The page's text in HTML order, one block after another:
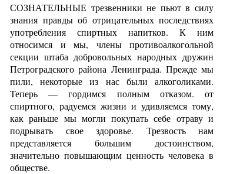
СОЗНАТЕЛЬНЫЕ трезвенники не пьют в силу
знания правды об отрицательных последствиях
употребления спиртных напитков. К ним
относимся и мы, члены противоалкогольной
секции штаба добровольных народных дружин
Петроградского района Ленинграда. Прежде мы
пили, некоторые из нас были алкоголиками.
Теперь — гордимся полным отказом. от
спиртного, радуемся жизни и удивляемся тому,
как раньше мы могли покупать себе отраву и
подрывать свое здоровье. Трезвость нам
представляется большим достоинством,
значительно повышающим ценность человека в
обществе.